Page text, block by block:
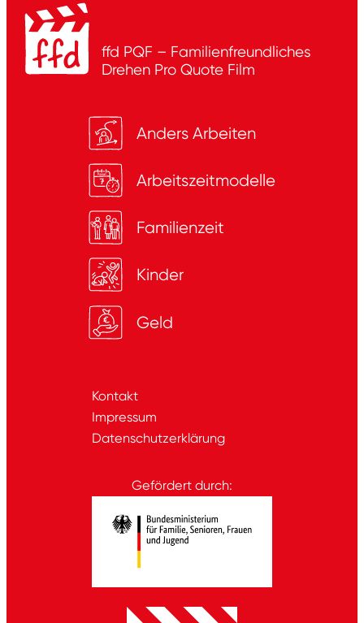
ffd PQF – Familienfreundliches
Drehen Pro Quote Film
Anders Arbeiten
Arbeitszeitmodelle
Familienzeit
Kinder
Geld
Kontakt
Impressum
Datenschutzerklärung
Gefördert durch: